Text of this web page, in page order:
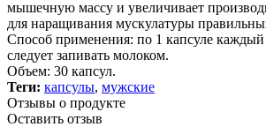
мышечную массу и увеличивает
для наращивания мускулатуры
Способ применения: по 1 капсуле каждый
следует запивать молоком.
Объем: 30 капсул.
Теги: капсулы, мужские
Отзывы о продукте
Оставить отзыв